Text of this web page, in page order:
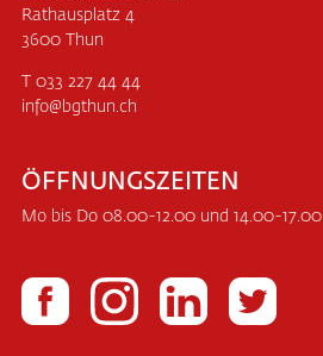
Rathausplatz 4
3600 Thun
T 033 227 44 44
info
bgthun.ch
ÖFFNUNGSZEITEN
Mo bis Do 08.00-12.00 und 14.00-17.00